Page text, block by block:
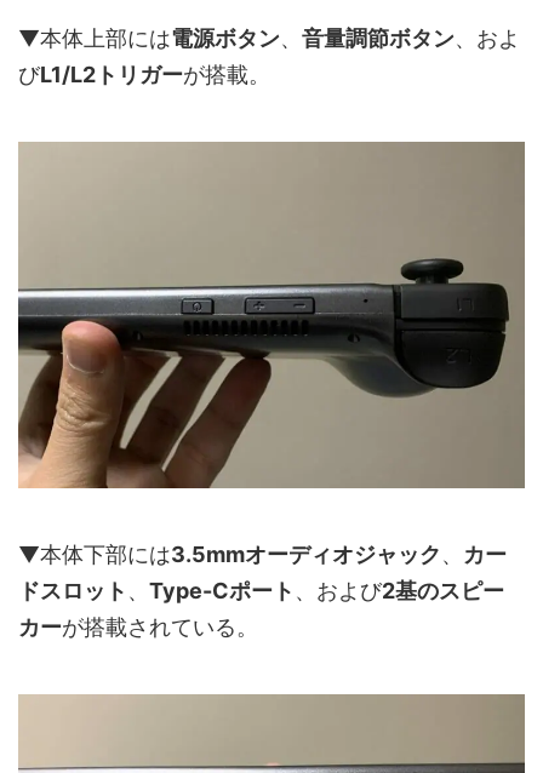
▼本体上部には電源ボタン、 音量調節ボタン、およ
びL1/L2トリガーが搭載。
▼本体下部には3.5mmオーディオジャック、 カー
ドスロット 、 Type-Cポート 、および2基のスピー
カーが搭載されている。